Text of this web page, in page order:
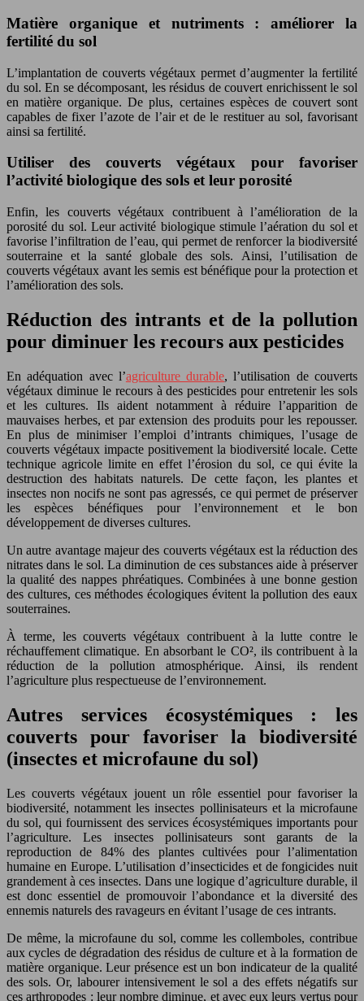
Matière organique et nutriments : améliorer la
fertilité du sol
L’implantation de couverts végétaux permet d’augmenter la fertilité
du sol. En se décomposant, les résidus de couvert enrichissent le sol
en matière organique. De plus, certaines espèces de couvert sont
capables de fixer l’azote de l’air et de le restituer au sol, favorisant
ainsi sa fertilité.
Utiliser des couverts végétaux pour favoriser
l’activité biologique des sols et leur porosité
Enfin, les couverts végétaux contribuent à l’amélioration de la
porosité du sol. Leur activité biologique stimule l’aération du sol et
favorise l’infiltration de l’eau, qui permet de renforcer la biodiversité
souterraine et la santé globale des sols. Ainsi, l’utilisation de
couverts végétaux avant les semis est bénéfique pour la protection et
l’amélioration des sols.
Réduction des intrants et de la pollution
pour diminuer les recours aux pesticides
En adéquation avec l’agriculture durable, l’utilisation de couverts
végétaux diminue le recours à des pesticides pour entretenir les sols
et les cultures. Ils aident notamment à réduire l’apparition de
mauvaises herbes, et par extension des produits pour les repousser.
En plus de minimiser l’emploi d’intrants chimiques, l’usage de
couverts végétaux impacte positivement la biodiversité locale. Cette
technique agricole limite en effet l’érosion du sol, ce qui évite la
destruction des habitats naturels. De cette façon, les plantes et
insectes non nocifs ne sont pas agressés, ce qui permet de préserver
les espèces bénéfiques pour l’environnement et le bon
développement de diverses cultures.
Un autre avantage majeur des couverts végétaux est la réduction des
nitrates dans le sol. La diminution de ces substances aide à préserver
la qualité des nappes phréatiques. Combinées à une bonne gestion
des cultures, ces méthodes écologiques évitent la pollution des eaux
souterraines.
À terme, les couverts végétaux contribuent à la lutte contre le
réchauffement climatique. En absorbant le CO², ils contribuent à la
réduction de la pollution atmosphérique. Ainsi, ils rendent
l’agriculture plus respectueuse de l’environnement.
Autres services écosystémiques : les
couverts pour favoriser la biodiversité
(insectes et microfaune du sol)
Les couverts végétaux jouent un rôle essentiel pour favoriser la
biodiversité, notamment les insectes pollinisateurs et la microfaune
du sol, qui fournissent des services écosystémiques importants pour
l’agriculture. Les insectes pollinisateurs sont garants de la
reproduction de 84% des plantes cultivées pour l’alimentation
humaine en Europe. L’utilisation d’insecticides et de fongicides nuit
grandement à ces insectes. Dans une logique d’agriculture durable, il
est donc essentiel de promouvoir l’abondance et la diversité des
ennemis naturels des ravageurs en évitant l’usage de ces intrants.
De même, la microfaune du sol, comme les collemboles, contribue
aux cycles de dégradation des résidus de culture et à la formation de
matière organique. Leur présence est un bon indicateur de la qualité
des sols. Or, labourer intensivement le sol a des effets négatifs sur
ces arthropodes : leur nombre diminue, et avec eux leurs vertus pour